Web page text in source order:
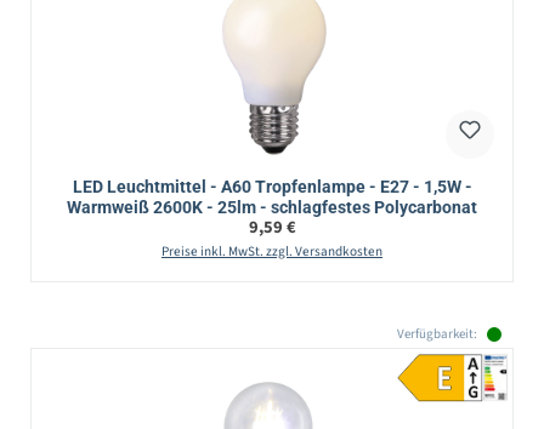
LED Leuchtmittel - A60 Tropfenlampe - E27 - 1,5W -
Warmweiß 2600K - 25lm - schlagfestes Polycarbonat
Regulärer Preis:
9,59 €
Preise inkl. MwSt. zzgl. Versandkosten
Verfügbarkeit: